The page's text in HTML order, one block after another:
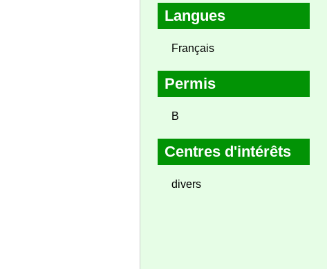
Langues
Français
Permis
B
Centres d'intérêts
divers